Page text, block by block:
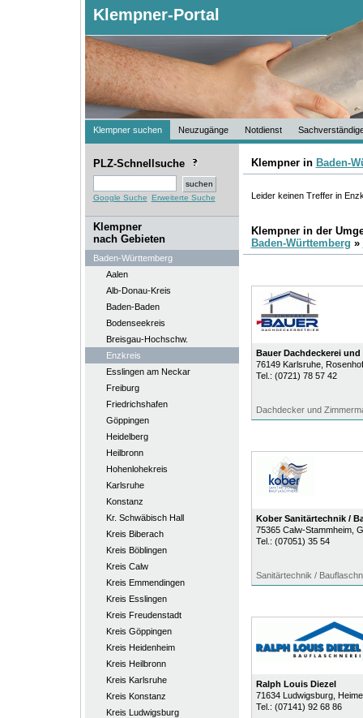
Klempner-Portal
Klempner suchen Neuzugänge Notdienst
PLZ-Schnellsuche
Google Suche Erweiterte Suche
Klempner
nach Gebieten
Baden-Württemberg
Aalen
Alb-Donau-Kreis
Baden-Baden
Bodenseekreis
Breisgau-Hochschw.
Enzkreis
Esslingen am Neckar
Freiburg
Friedrichshafen
Göppingen
Heidelberg
Heilbronn
Hohenlohekreis
Karlsruhe
Konstanz
Kr. Schwäbisch Hall
Kreis Biberach
Kreis Böblingen
Kreis Calw
Kreis Emmendingen
Kreis Esslingen
Kreis Freudenstadt
Kreis Göppingen
Kreis Heidenheim
Kreis Heilbronn
Kreis Karlsruhe
Kreis Konstanz
Kreis Ludwigsburg
Klempner in Baden-
Leider keinen Treffer in
Klempner in der
Baden-Württemberg »
Bauer Dachdeckerei und
76149 Karlsruhe,
Tel.: (0721) 78 57 42
Dachdecker und
Kober Sanitärtechnik /
75365 Calw-Stammheim,
Tel.: (07051) 35 54
Sanitärtechnik /
Ralph Louis Diezel
71634 Ludwigsburg,
Tel.: (07141) 92 68 86